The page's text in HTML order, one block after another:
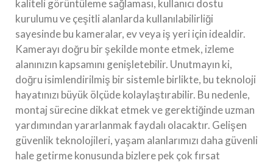
kaliteli görüntüleme sağlaması, kullanıcı dostu
kurulumu ve çeşitli alanlarda kullanılabilirliği
sayesinde bu kameralar, ev veya iş yeri için idealdir.
Kamerayı doğru bir şekilde monte etmek, izleme
alanınızın kapsamını genişletebilir. Unutmayın ki,
doğru isimlendirilmiş bir sistemle birlikte, bu teknoloji
hayatınızı büyük ölçüde kolaylaştırabilir. Bu nedenle,
montaj sürecine dikkat etmek ve gerektiğinde uzman
yardımından yararlanmak faydalı olacaktır. Gelişen
güvenlik teknolojileri, yaşam alanlarımızı daha güvenli
hale getirme konusunda bizlere pek çok fırsat